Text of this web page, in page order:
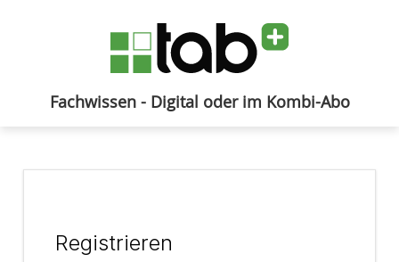
Fachwissen - Digital oder im Kombi-Abo